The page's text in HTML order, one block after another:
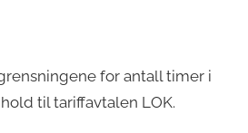
for antall timer i
til tariffavtalen LOK.